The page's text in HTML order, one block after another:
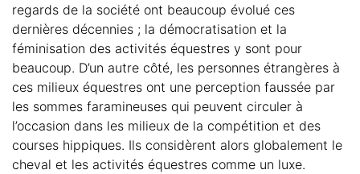
regards de la société ont beaucoup évolué ces
dernières décennies ; la démocratisation et la
féminisation des activités équestres y sont pour
beaucoup. D’un autre côté, les personnes étrangères à
ces milieux équestres ont une perception faussée par
les sommes faramineuses qui peuvent circuler à
l’occasion dans les milieux de la compétition et des
courses hippiques. Ils considèrent alors globalement le
cheval et les activités équestres comme un luxe.